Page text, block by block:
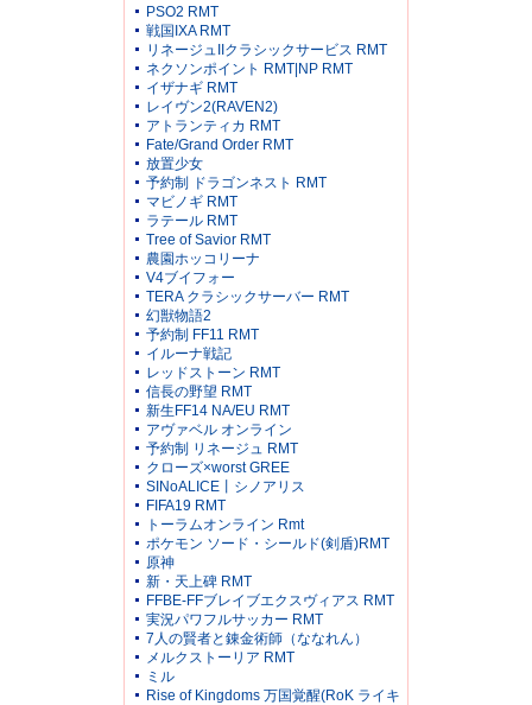
PSO2 RMT
戦国IXA RMT
リネージュIIクラシックサービス RMT
ネクソンポイント RMT|NP RMT
イザナギ RMT
レイヴン2(RAVEN2)
アトランティカ RMT
Fate/Grand Order RMT
放置少女
予約制 ドラゴンネスト RMT
マビノギ RMT
ラテール RMT
Tree of Savior RMT
農園ホッコリーナ
V4ブイフォー
TERA クラシックサーバー RMT
幻獣物語2
予約制 FF11 RMT
イルーナ戦記
レッドストーン RMT
信長の野望 RMT
新生FF14 NA/EU RMT
アヴァベル オンライン
予約制 リネージュ RMT
クローズ×worst GREE
SINoALICE丨シノアリス
FIFA19 RMT
トーラムオンライン Rmt
ポケモン ソード・シールド(剣盾)RMT
原神
新・天上碑 RMT
FFBE-FFブレイブエクスヴィアス RMT
実況パワフルサッカー RMT
7人の賢者と錬金術師（ななれん）
メルクストーリア RMT
ミル
Rise of Kingdoms 万国覚醒(RoK ライキ